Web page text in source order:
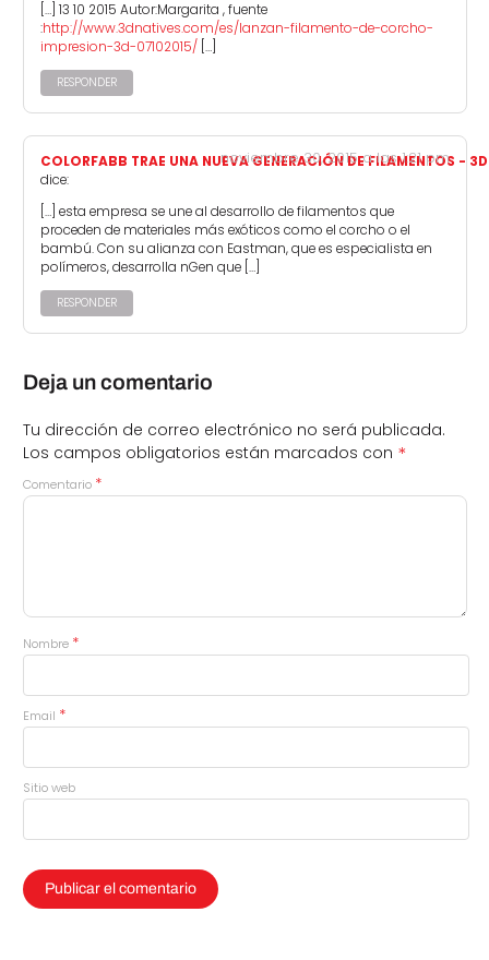
[…] 13 10 2015 Autor:Margarita , fuente
:http://www.3dnatives.com/es/lanzan-filamento-de-corcho-
impresion-3d-07102015/ […]
RESPONDER
COLORFABB TRAE UNA NUEVA GENERACIÓN DE FILAMENTOS -
dice:
noviembre 30, 2015 a las 1:21 pm
[…] esta empresa se une al desarrollo de filamentos que
proceden de materiales más exóticos como el corcho o el
bambú. Con su alianza con Eastman, que es especialista en
polímeros, desarrolla nGen que […]
RESPONDER
Deja un comentario
Tu dirección de correo electrónico no será publicada.
Los campos obligatorios están marcados con *
Comentario *
Nombre *
Email *
Sitio web